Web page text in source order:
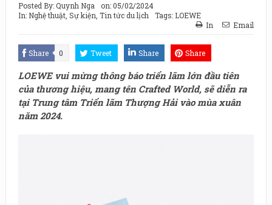
Posted By:Quynh Nga on:05/02/2024
In: Nghệ thuật, Sự kiện Tin tức du lịch Tags: LOEWE
In
Email
Share 0 Tweet Share Share
LOEWE vui mừng thông báo triển lãm lớn đầu tiên
của thương hiệu, mang tên Crafted World, sẽ diễn ra
tại Trung tâm Triển lãm Thượng Hải vào mùa xuân
năm 2024.